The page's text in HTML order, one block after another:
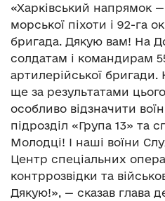
«Харківський напрямок
морської піхоти і 92-га
бригада. Дякую вам! На
солдатам і командирам
артилерійської бригади.
ще за результатами
особливо відзначити
підрозділ «Група 13» та
Молодці! І наші воїни
Центр спеціальних
контррозвідки та
Дякую!», — сказав глава